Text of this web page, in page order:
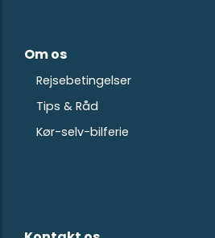
Om os
Rejsebetingelser
Tips & Råd
Kør-selv-bilferie